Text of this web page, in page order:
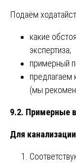
Подаём
какие
экспертиза;
примерный
предлагаем
(мы
9.2. Примерные
Для